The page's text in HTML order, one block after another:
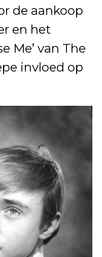
de aankoop
en het
Me’ van The
invloed op